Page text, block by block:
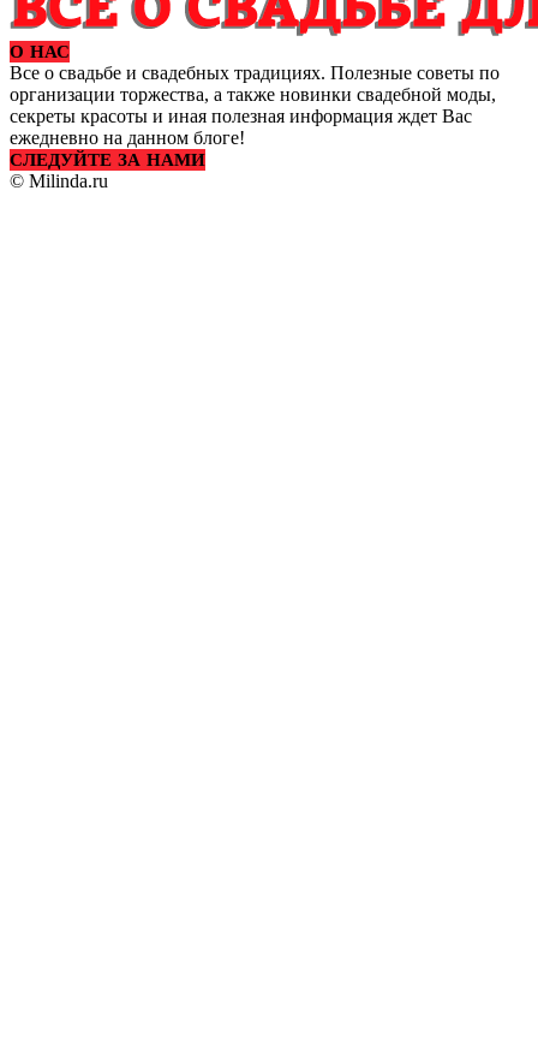
О НАС
Все о свадьбе и свадебных традициях. Полезные советы по
организации торжества, а также новинки свадебной моды,
секреты красоты и иная полезная информация ждет Вас
ежедневно на данном блоге!
СЛЕДУЙТЕ ЗА НАМИ
© Milinda.ru